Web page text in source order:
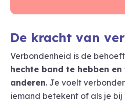
De kracht van
Verbondenheid is de
hechte band te hebben
anderen. Je voelt
iemand betekent of als je